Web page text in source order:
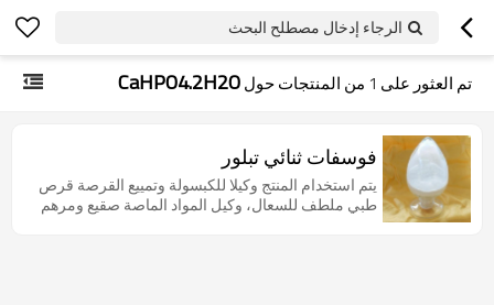
الرجاء إدخال مصطلح البحث
تم العثور على 1 من المنتجات حولCaHPO4.2H2O
فوسفات ثنائي تبلور
يتم استخدام المنتج وكيلا للكبسولة وتمييع القرصة قرص
طبي ملطف للسعال، وكيل المواد الماصة صقيع ومرهم